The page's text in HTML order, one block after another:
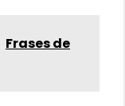
Frases de